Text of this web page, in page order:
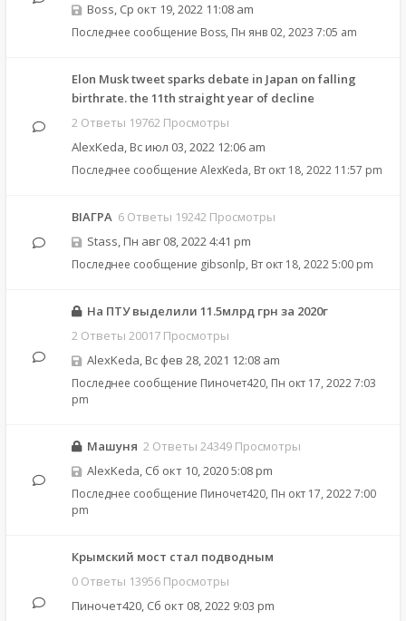
Boss, Ср окт 19, 2022 11:08 am
Последнее сообщение Boss, Пн янв 02, 2023 7:05 am
Elon Musk tweet sparks debate in Japan on falling
birthrate. the 11th straight year of decline
2 Ответы 19762 Просмотры
AlexKeda, Вс июл 03, 2022 12:06 am
Последнее сообщение AlexKeda, Вт окт 18, 2022 11:57 pm
ВІАГРА 6 Ответы 19242 Просмотры
Stass, Пн авг 08, 2022 4:41 pm
Последнее сообщение gibsonlp, Вт окт 18, 2022 5:00 pm
На ПТУ выделили 11.5млрд грн за 2020г
2 Ответы 20017 Просмотры
AlexKeda, Вс фев 28, 2021 12:08 am
Последнее сообщение Пиночет420, Пн окт 17, 2022 7:03
pm
Машуня 2 Ответы 24349 Просмотры
AlexKeda, Сб окт 10, 2020 5:08 pm
Последнее сообщение Пиночет420, Пн окт 17, 2022 7:00
pm
Крымский мост стал подводным
0 Ответы 13956 Просмотры
Пиночет420, Сб окт 08, 2022 9:03 pm